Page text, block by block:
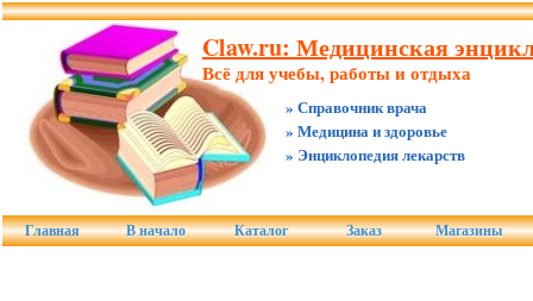
Claw.ru: Медицинская
Всё для учебы, работы и отдыха
» Справочник врача
» Медицина и здоровье
» Энциклопедия лекарств
Главная В начало Каталог Заказ Магазины